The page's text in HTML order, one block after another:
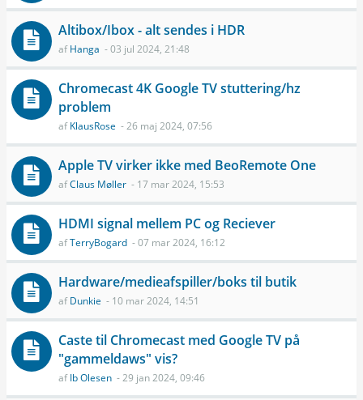
Altibox/Ibox - alt sendes i HDR
afHanga - 03 jul 2024, 21:48
Chromecast 4K Google TV stuttering/hz
problem
afKlausRose - 26 maj 2024, 07:56
Apple TV virker ikke med BeoRemote One
afClaus Møller - 17 mar 2024, 15:53
HDMI signal mellem PC og Reciever
afTerryBogard - 07 mar 2024, 16:12
Hardware/medieafspiller/boks til butik
afDunkie - 10 mar 2024, 14:51
Caste til Chromecast med Google TV på
"gammeldaws" vis?
afIb Olesen - 29 jan 2024, 09:46